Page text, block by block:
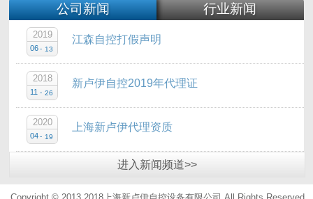
公司新闻 行业新闻
江森自控打假声明
2019
06 - 13
新卢伊自控2019年代理证
2018
11 - 26
上海新卢伊代理资质
2020
04 - 19
进入 新闻频道>>